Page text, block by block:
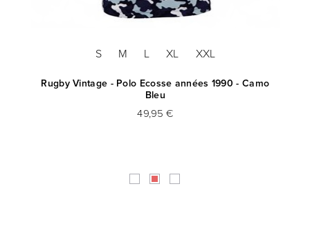
S M L XL XXL
Rugby Vintage - Polo Ecosse années 1990 - Camo
Bleu
49,95 €